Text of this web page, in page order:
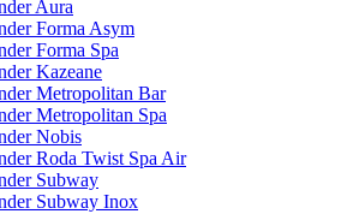
Aura
Forma Asym
Forma Spa
Kazeane
Metropolitan Bar
Metropolitan Spa
Nobis
Roda Twist Spa Air
Subway
Subway Inox